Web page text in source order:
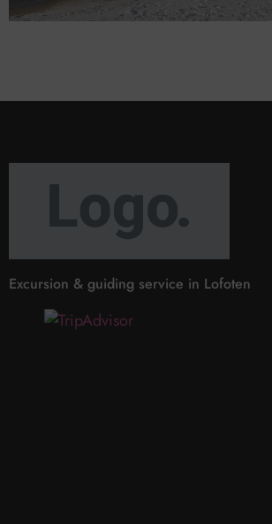
Excursion & guiding service in Lofoten